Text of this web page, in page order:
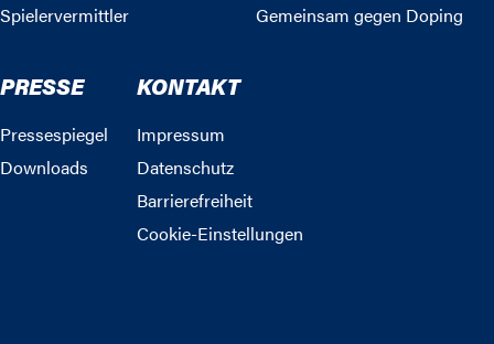
Spielervermittler
Gemeinsam gegen Doping
PRESSE
Pressespiegel
Downloads
KONTAKT
Impressum
Datenschutz
Barrierefreiheit
Cookie-Einstellungen